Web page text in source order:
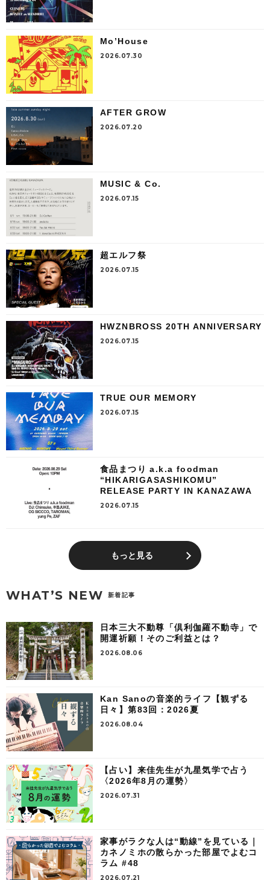
Mo’House
2026.07.30
AFTER GROW
2026.07.20
MUSIC & Co.
2026.07.15
超エルフ祭
2026.07.15
HWZNBROSS 20TH ANNIVERSARY
2026.07.15
TRUE OUR MEMORY
2026.07.15
食品まつり a.k.a foodman
“HIKARIGASASHIKOMU”
RELEASE PARTY IN KANAZAWA
2026.07.15
もっと見る
WHAT’S NEW 新着記事
日本三大不動尊「倶利伽羅不動寺」で
開運祈願！そのご利益とは？
2026.08.06
Kan Sanoの音楽的ライフ【観ずる
日々】第83回：2026夏
2026.08.04
【占い】来佳先生が九星気学で占う
〈2026年8月の運勢〉
2026.07.31
家事がラクな人は“動線”を見ている｜
カネノミホの散らかった部屋でよむコ
ラム #48
2026.07.21